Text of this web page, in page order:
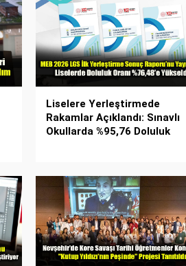
Liselere Yerleştirmede
Rakamlar Açıklandı: Sınavlı
Okullarda %95,76 Doluluk